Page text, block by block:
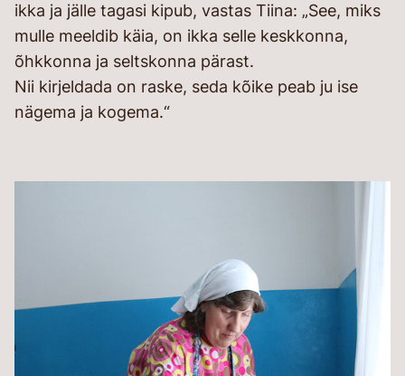
ikka ja jälle tagasi kipub, vastas Tiina: „See, miks
mulle meeldib käia, on ikka selle keskkonna,
õhkkonna ja seltskonna pärast.
Nii kirjeldada on raske, seda kõike peab ju ise
nägema ja kogema.“